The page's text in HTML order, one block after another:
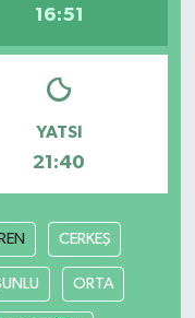
16:51
YATSI
21:40
CERKEŞ
ORTA